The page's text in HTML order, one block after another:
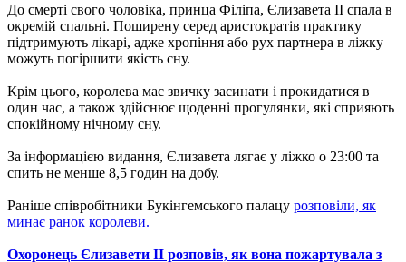
До смерті свого чоловіка, принца Філіпа, Єлизавета II спала в
окремій спальні. Поширену серед аристократів практику
підтримують лікарі, адже хропіння або рух партнера в ліжку
можуть погіршити якість сну.
Крім цього, королева має звичку засинати і прокидатися в
один час, а також здійснює щоденні прогулянки, які сприяють
спокійному нічному сну.
За інформацією видання, Єлизавета лягає у ліжко о 23:00 та
спить не менше 8,5 годин на добу.
Раніше співробітники Букінгемського палацу розповіли, як
минає ранок королеви.
Охоронець Єлизавети II розповів, як вона пожартувала з